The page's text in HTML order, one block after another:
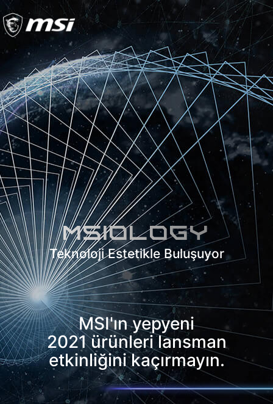
MSIology
Teknoloji Estetikle Buluşuyor
MSI'ın yepyeni
2021 ürünleri lansman
etkinliğini kaçırmayın.